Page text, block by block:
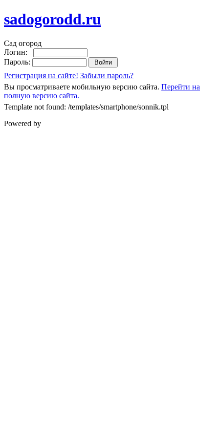
sadogorodd.ru
Сад огород
Логин:
Пароль:
Регистрация на сайте! Забыли пароль?
Вы просматриваете мобильную версию сайта. Перейти на
полную версию сайта.
Template not found: /templates/smartphone/sonnik.tpl
Powered by